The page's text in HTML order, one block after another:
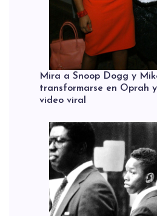
Mira a Snoop Dogg y
transformarse en Oprah
video viral